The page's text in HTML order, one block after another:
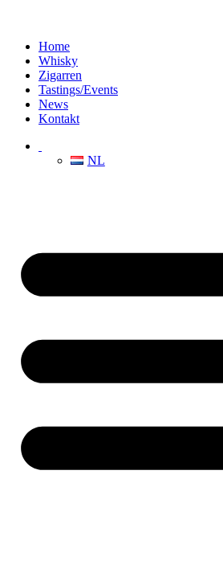
Home
Whisky
Zigarren
Tastings/Events
News
Kontakt
NL